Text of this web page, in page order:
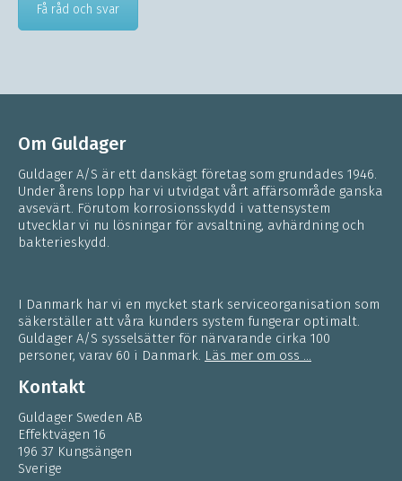
Få råd och svar
Om Guldager
Guldager A/S är ett danskägt företag som grundades 1946.
Under årens lopp har vi utvidgat vårt affärsområde ganska
avsevärt. Förutom korrosionsskydd i vattensystem
utvecklar vi nu lösningar för avsaltning, avhärdning och
bakterieskydd.
I Danmark har vi en mycket stark serviceorganisation som
säkerställer att våra kunders system fungerar optimalt.
Guldager A/S sysselsätter för närvarande cirka 100
personer, varav 60 i Danmark. Läs mer om oss ...
Kontakt
Guldager Sweden AB
Effektvägen 16
196 37 Kungsängen
Sverige